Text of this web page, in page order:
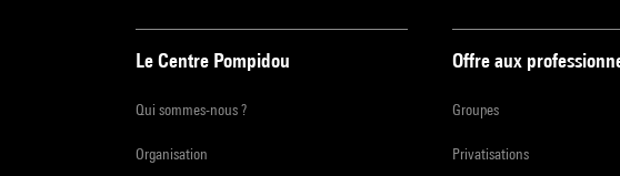
Le Centre Pompidou
Qui sommes-nous ?
Organisation
Offre aux
Groupes
Privatisations